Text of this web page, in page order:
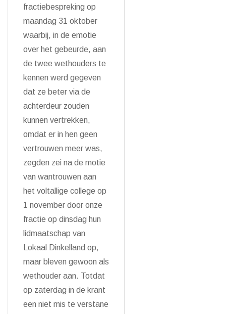
fractiebespreking op
maandag 31 oktober
waarbij, in de emotie
over het gebeurde, aan
de twee wethouders te
kennen werd gegeven
dat ze beter via de
achterdeur zouden
kunnen vertrekken,
omdat er in hen geen
vertrouwen meer was,
zegden zei na de motie
van wantrouwen aan
het voltallige college op
1 november door onze
fractie op dinsdag hun
lidmaatschap van
Lokaal Dinkelland op,
maar bleven gewoon als
wethouder aan. Totdat
op zaterdag in de krant
een niet mis te verstane